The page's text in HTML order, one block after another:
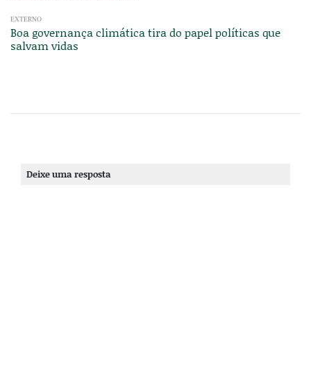
EXTERNO
Boa governança climática tira do papel políticas que
salvam vidas
Deixe uma resposta